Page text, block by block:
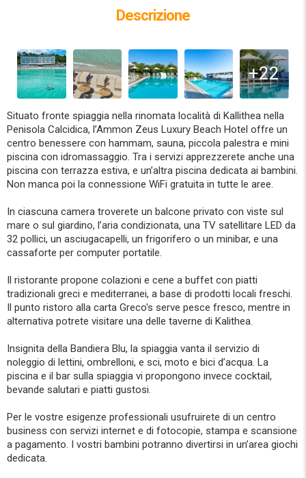
Descrizione
+22
Situato fronte spiaggia nella rinomata località di Kallithea nella
Penisola Calcidica, l’Ammon Zeus Luxury Beach Hotel offre un
centro benessere con hammam, sauna, piccola palestra e mini
piscina con idromassaggio. Tra i servizi apprezzerete anche una
piscina con terrazza estiva, e un’altra piscina dedicata ai bambini.
Non manca poi la connessione WiFi gratuita in tutte le aree.
In ciascuna camera troverete un balcone privato con viste sul
mare o sul giardino, l’aria condizionata, una TV satellitare LED da
32 pollici, un asciugacapelli, un frigorifero o un minibar, e una
cassaforte per computer portatile.
Il ristorante propone colazioni e cene a buffet con piatti
tradizionali greci e mediterranei, a base di prodotti locali freschi.
Il punto ristoro alla carta Greco's serve pesce fresco, mentre in
alternativa potrete visitare una delle taverne di Kalithea.
Insignita della Bandiera Blu, la spiaggia vanta il servizio di
noleggio di lettini, ombrelloni, e sci, moto e bici d’acqua. La
piscina e il bar sulla spiaggia vi propongono invece cocktail,
bevande salutari e piatti gustosi.
Per le vostre esigenze professionali usufruirete di un centro
business con servizi internet e di fotocopie, stampa e scansione
a pagamento. I vostri bambini potranno divertirsi in un’area giochi
dedicata.